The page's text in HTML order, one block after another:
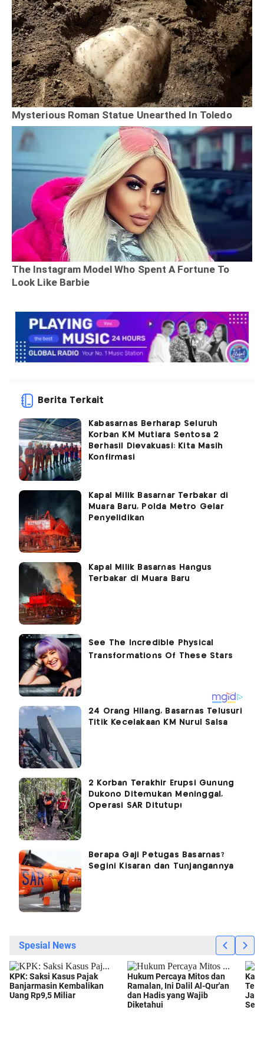
Berita Terkait
Kabasarnas Berharap Seluruh
Korban KM Mutiara Sentosa 2
Berhasil Dievakuasi: Kita Masih
Konfirmasi
Kapal Milik Basarnar Terbakar di
Muara Baru, Polda Metro Gelar
Penyelidikan
Kapal Milik Basarnas Hangus
Terbakar di Muara Baru
24 Orang Hilang, Basarnas Telusuri
Titik Kecelakaan KM Nurul Salsa
2 Korban Terakhir Erupsi Gunung
Dukono Ditemukan Meninggal,
Operasi SAR Ditutup!
Berapa Gaji Petugas Basarnas?
Segini Kisaran dan Tunjangannya